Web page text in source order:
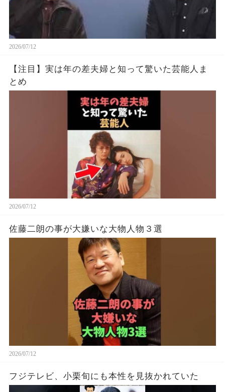
2026/07/12
【注目】実は年の差夫婦と知って驚いた芸能人ま
とめ
2026/07/12
佐藤二朗の事が大嫌いな大物人物３選
2026/07/12
フジテレビ、小栗旬にも本性を見抜かれていた